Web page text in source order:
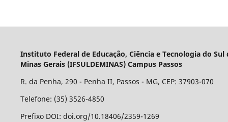
Instituto Federal de Educação, Ciência e Tecnologia do Sul
Minas Gerais (IFSULDEMINAS) Campus Passos
R. da Penha, 290 - Penha II, Passos - MG, CEP: 37903-070
Telefone: (35) 3526-4850
Prefixo DOI: doi.org/10.18406/2359-1269